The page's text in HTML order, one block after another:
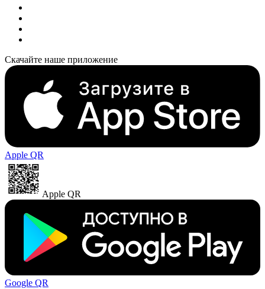
Скачайте наше приложение
Apple QR
Apple QR
Google QR